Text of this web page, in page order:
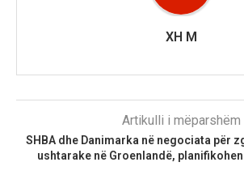
XH M
Artikulli i mëparshëm
SHBA dhe Danimarka në negociata për
ushtarake në Groenlandë,